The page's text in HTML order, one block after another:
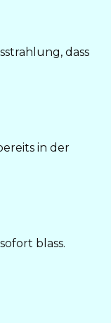
dass
in der
blass.